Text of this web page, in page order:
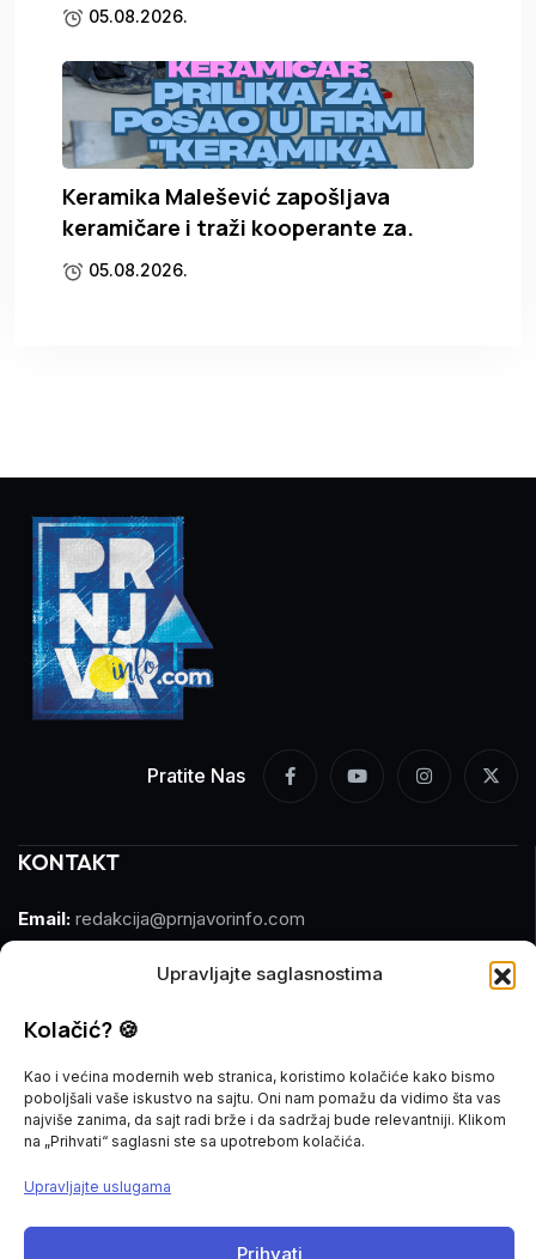
Upravljajte saglasnostima
Kolačić? 🍪
Kao i većina modernih web stranica, koristimo kolačiće kako bismo
poboljšali vaše iskustvo na sajtu. Oni nam pomažu da vidimo šta vas
najviše zanima, da sajt radi brže i da sadržaj bude relevantniji. Klikom
na „Prihvati“ saglasni ste sa upotrebom kolačića.
Upravljajte uslugama
Prihvati
05.08.2026.
Keramika Malešević zapošljava
keramičare i traži kooperante za.
05.08.2026.
Pratite Nas
KONTAKT
Email: redakcija@prnjavorinfo.com
MARKETING
Email: marketing@prnjavorinfo.com
Telefon:(+387)065 955 355
POŠALJI VIJEST
Imate vijest za nas? Javite nam se na